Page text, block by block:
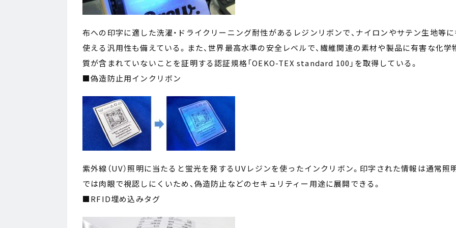
布への印字に適した洗濯・ドライクリーニング耐性があるレジンリボンで、ナイロンやサテン生地等に
使える汎用性も備えている。また、世界最高水準の安全レベルで、繊維関連の素材や製品に有害な化学
質が含まれていないことを証明する認証規格「OEKO-TEX standard 100」を取得している。
■偽造防止用インクリボン
紫外線（UV）照明に当たると蛍光を発するUVレジンを使ったインクリボン。印字された情報は通常照
では肉眼で視認しにくいため、偽造防止などのセキュリティー用途に展開できる。
■RFID埋め込みタグ